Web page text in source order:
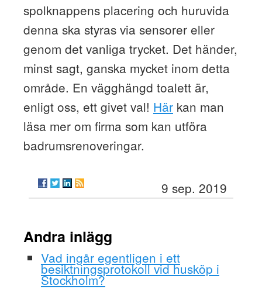
spolknappens placering och huruvida
denna ska styras via sensorer eller
genom det vanliga trycket. Det händer,
minst sagt, ganska mycket inom detta
område. En vägghängd toalett är,
enligt oss, ett givet val! Härkan man
läsa mer om firma som kan utföra
badrumsrenoveringar.
9 sep. 2019
Andra inlägg
Vad ingår egentligen i ett
besiktningsprotokoll vid husköp i
Stockholm?